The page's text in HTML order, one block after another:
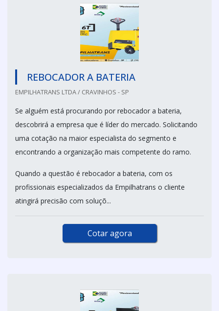
REBOCADOR A BATERIA
EMPILHATRANS LTDA / CRAVINHOS - SP
Se alguém está procurando por rebocador a bateria,
descobrirá a empresa que é líder do mercado. Solicitando
uma cotação na maior especialista do segmento e
encontrando a organização mais competente do ramo.
Quando a questão é rebocador a bateria, com os
profissionais especializados da Empilhatrans o cliente
atingirá precisão com soluçõ...
Cotar agora